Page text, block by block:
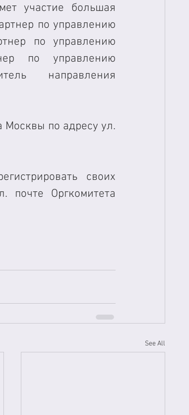
участие большая
по управлению
по управлению
по управлению
направления
Москвы по адресу ул.
своих
почте Оргкомитета
See All